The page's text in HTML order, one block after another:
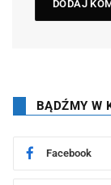
BĄDŹMY W
Facebook